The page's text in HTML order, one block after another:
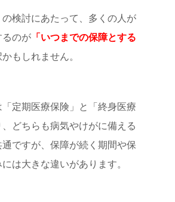
の検討にあたって、多くの人が
るのが 「いつまでの保障とする
もしれません。
「定期医療保険」と「終身医療
どちらも病気やけがに備える
通ですが、保障が続く期間や保
は大きな違いがあります。